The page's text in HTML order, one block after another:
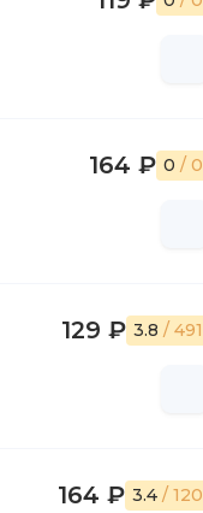
164 ₽ 0 / 0
129 ₽ 3.8 / 491
164 ₽ 3.4 / 120